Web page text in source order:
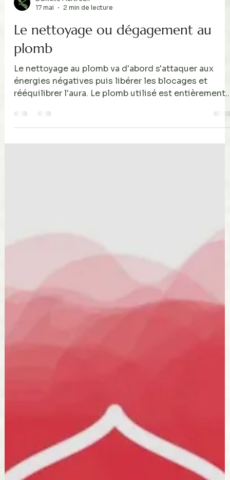
Danielle Martreux
17 mai
2 min de lecture
Le nettoyage ou dégagement au